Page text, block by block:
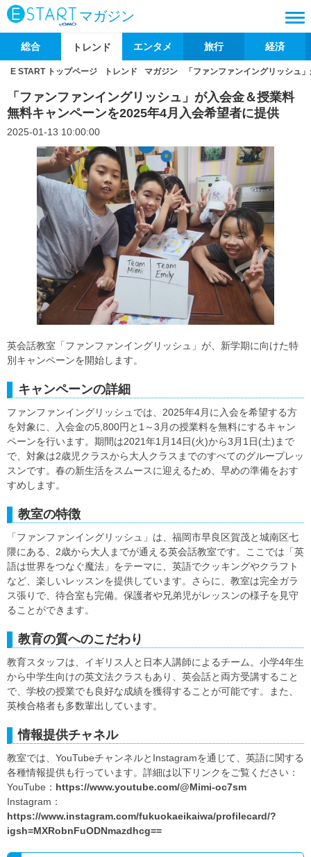
マガジン
総合 トレンド エンタメ 旅行 経済
E START トップページ トレンド マガジン 「ファンファンイングリッシュ
「ファンファンイングリッシュ」が入会金＆授業料
無料キャンペーンを2025年4月入会希望者に提供
2025-01-13 10:00:00
英会話教室「ファンファンイングリッシュ」が、新学期に向けた特
別キャンペーンを開始します。
キャンペーンの詳細
ファンファンイングリッシュでは、2025年4月に入会を希望する方
を対象に、入会金の5,800円と1～3月の授業料を無料にするキャン
ペーンを行います。期間は2021年1月14日(火)から3月1日(土)まで
で、対象は2歳児クラスから大人クラスまでのすべてのグループレッ
スンです。春の新生活をスムースに迎えるため、早めの準備をおす
すめします。
教室の特徴
「ファンファンイングリッシュ」は、福岡市早良区賀茂と城南区七
隈にある、2歳から大人までが通える英会話教室です。ここでは「英
語は世界をつなぐ魔法」をテーマに、英語でクッキングやクラフト
など、楽しいレッスンを提供しています。さらに、教室は完全ガラ
ス張りで、待合室も完備。保護者や兄弟児がレッスンの様子を見守
ることができます。
教育の質へのこだわり
教育スタッフは、イギリス人と日本人講師によるチーム。小学4年生
から中学生向けの英文法クラスもあり、英会話と両方受講すること
で、学校の授業でも良好な成績を獲得することが可能です。また、
英検合格者も多数輩出しています。
情報提供チャネル
教室では、YouTubeチャンネルとInstagramを通じて、英語に関する
各種情報提供も行っています。詳細は以下リンクをご覧ください：
YouTube： https://www.youtube.com/@Mimi-oc7sm
Instagram：
https://www.instagram.com/fukuokaeikaiwa/profilecard/?
igsh=MXRobnFuODNmazdhcg==